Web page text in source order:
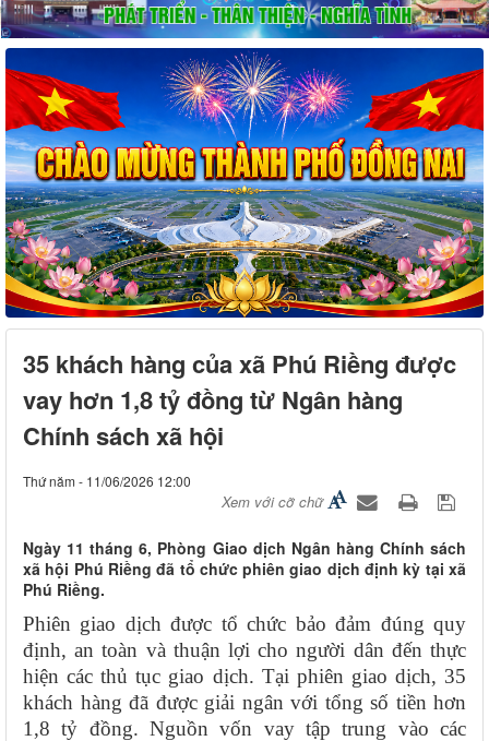
35 khách hàng của xã Phú Riềng được
vay hơn 1,8 tỷ đồng từ Ngân hàng
Chính sách xã hội
Thứ năm - 11/06/2026 12:00
Xem với cỡ chữ
Ngày 11 tháng 6, Phòng Giao dịch Ngân hàng Chính sách
xã hội Phú Riềng đã tổ chức phiên giao dịch định kỳ tại xã
Phú Riềng.
Phiên giao dịch được tổ chức bảo đảm đúng quy
định, an toàn và thuận lợi cho người dân đến thực
hiện các thủ tục giao dịch. Tại phiên giao dịch, 35
khách hàng đã được giải ngân với tổng số tiền hơn
1,8 tỷ đồng. Nguồn vốn vay tập trung vào các